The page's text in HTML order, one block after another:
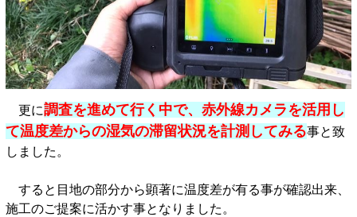
更に調査を進めて行く中で、赤外線カメラを活用し
て温度差からの湿気の滞留状況を計測してみる事と致
しました。
すると目地の部分から顕著に温度差が有る事が確認出来、
施工のご提案に活かす事となりました。